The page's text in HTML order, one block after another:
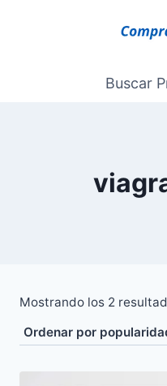
Buscar
Mostrando los 2